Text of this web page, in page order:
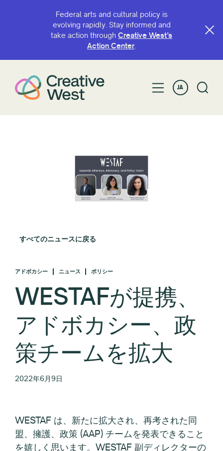
Federal arts and cultural policy is
evolving rapidly. Stay informed and
take action through Creative West’s
Action Center.
JA
すべてのニュースに戻る
アドボカシー ニュース ポリシー
WESTAFが提携、
アドボカシー、政
策チームを拡大
2022年6月9日
WESTAF は、新たに拡大され、再考された同
盟、擁護、政策 (AAP) チームを発表できること
を嬉しく思います。WESTAF 副ディレクターの